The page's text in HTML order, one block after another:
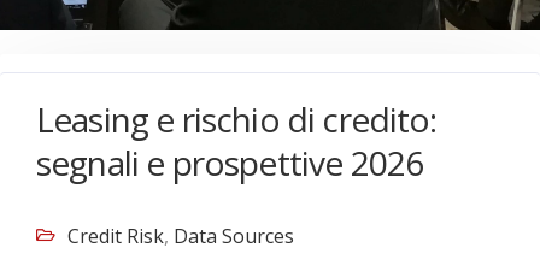
Leasing e rischio di credito:
segnali e prospettive 2026
Credit Risk, Data Sources